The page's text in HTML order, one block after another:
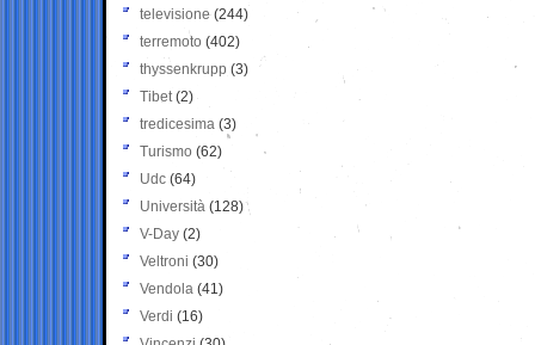
televisione(244)
terremoto (402)
thyssenkrupp (3)
Tibet(2)
tredicesima (3)
Turismo (62)
Udc (64)
Università (128)
V-Day (2)
Veltroni (30)
Vendola (41)
Verdi (16)